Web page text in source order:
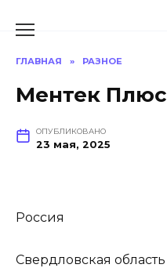
ГЛАВНАЯ » РАЗНОЕ
Ментек Плюс
ОПУБЛИКОВАНО
23 мая, 2025
Россия
Свердловская область